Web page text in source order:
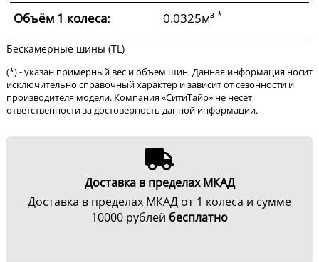
Объём 1 колеса: 0.0325м³ *
Бескамерные шины (TL)
(*) - указан примерный вес и объем шин. Данная информация носит
исключительно справочный характер и зависит от сезонности и
производителя модели. Компания «СитиТайр» не несет
ответственности за достоверность данной информации.
Доставка в пределах МКАД
Доставка в пределах МКАД от 1 колеса и сумме
10000 рублей бесплатно